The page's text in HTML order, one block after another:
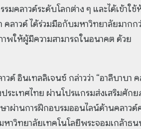
คลาวด์ระดับโลกต่าง ๆ และได้เข้าใช้
ลาวด์ ได้ร่วมมือกับมหาวิทยาลัยมากก
พให้ผู้มีความสามารถในอนาคต ด้วย
ด์ อินเทลลิเจนซ์ กล่าวว่า “อาลีบาบา ค
ะเทศไทย ผ่านโปรแกรมส่งเสริมศักย
าผ่านการฝึกอบรมออนไลน์ด้านคลาวด์
าวิทยาลัยเทคโนโลยีพระจอมเกล้าธน